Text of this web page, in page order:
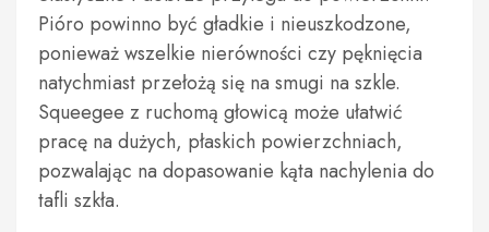
Pióro powinno być gładkie i nieuszkodzone,
ponieważ wszelkie nierówności czy pęknięcia
natychmiast przełożą się na smugi na szkle.
Squeegee z ruchomą głowicą może ułatwić
pracę na dużych, płaskich powierzchniach,
pozwalając na dopasowanie kąta nachylenia do
tafli szkła.